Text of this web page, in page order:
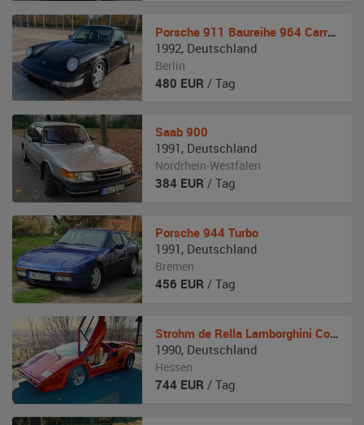
Porsche 911 Baureihe 964 Carrera 4
1992, Deutschland
Berlin
480 EUR / Tag
Saab 900
1991 , Deutschland
Nordrhein-Westfalen
384 EUR / Tag
Porsche 944 Turbo
1991 , Deutschland
Bremen
456 EUR / Tag
Strohm de Rella Lamborghini Countach
1990, Deutschland
Hessen
744 EUR / Tag